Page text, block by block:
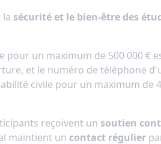
la sécurité et le bien-être des
pour un maximum de 500 000 €
et le numéro de téléphone
civile pour un maximum de
reçoivent un soutien
maintient un contact régulier